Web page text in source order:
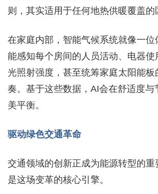
则，其实适用于任何地热供暖覆盖的
在家庭内部，智能气候系统就像一位
能感知每个房间的人员活动、电器使
光照射强度，甚至统筹家庭太阳能板
奏。基于这些数据，AI会在舒适度与
美平衡。
驱动绿色交通革命
交通领域的创新正成为能源转型的重
是这场变革的核心引擎。